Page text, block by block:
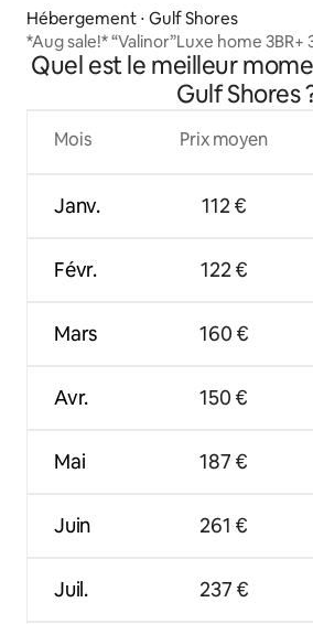
Hébergement ⋅ Gulf Shores
*Aug sale!* “Valinor”Luxe home
Quel est le meilleur
Gulf Shores
Mois
Janv.
Févr.
Mars
Avr.
Mai
Juin
Juil.
Prix moyen
112 €
122 €
160 €
150 €
187 €
261 €
237 €